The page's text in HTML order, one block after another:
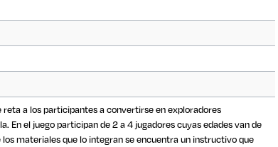
reta a los participantes a convertirse en exploradores
En el juego participan de 2 a 4 jugadores cuyas edades van de
materiales que lo integran se encuentra un instructivo que